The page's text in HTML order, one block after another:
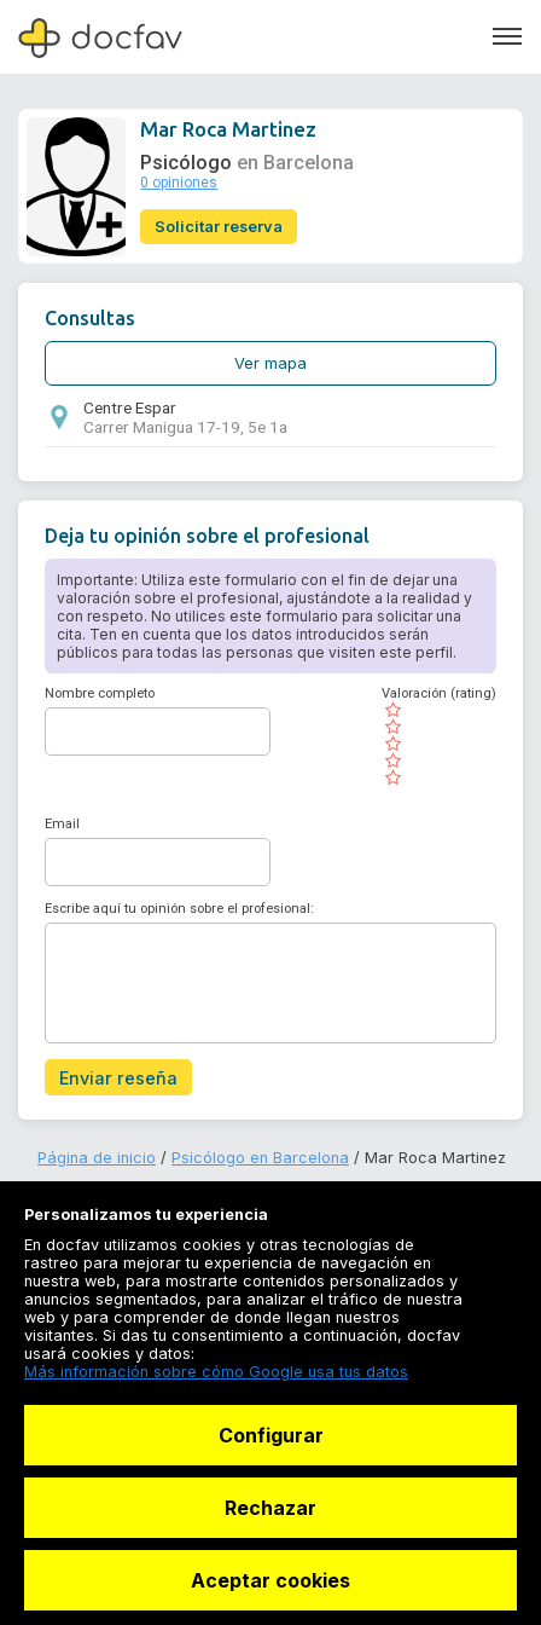
Soporte
Mar Roca Martinez
Psicólogo en Barcelona
0 opiniones
Solicitar reserva
Solicitar reserva
Consultas
Ver mapa
Centre Espar
Carrer Manigua 17-19, 5e 1a
Deja tu opinión sobre el profesional
Importante: Utiliza este formulario con el fin de dejar una
valoración sobre el profesional, ajustándote a la realidad y
con respeto. No utilices este formulario para solicitar una
cita. Ten en cuenta que los datos introducidos serán
públicos para todas las personas que visiten este perfil.
Nombre completo
( )
( )
( )
( )
( )
Valoración (rating)
Email
Escribe aquí tu opinión sobre el profesional:
Enviar reseña
Página de inicio Psicólogo en Barcelona Mar Roca Martinez
Registrarse
Docfav
© Dashboard Technologies S.L
Personalizamos tu experiencia
En docfav utilizamos cookies y otras tecnologías de
rastreo para mejorar tu experiencia de navegación en
nuestra web, para mostrarte contenidos personalizados y
anuncios segmentados, para analizar el tráfico de nuestra
web y para comprender de donde llegan nuestros
visitantes. Si das tu consentimiento a continuación, docfav
usará cookies y datos:
Más información sobre cómo Google usa tus datos
Configurar
Rechazar
Aceptar cookies